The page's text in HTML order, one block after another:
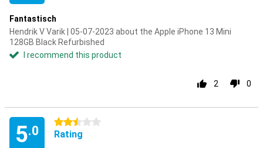
Fantastisch
Hendrik V Varik | 05-07-2023 about the Apple iPhone 13 Mini
128GB Black Refurbished
I recommend this product
2 0
5.0
2.5 stars
Rating